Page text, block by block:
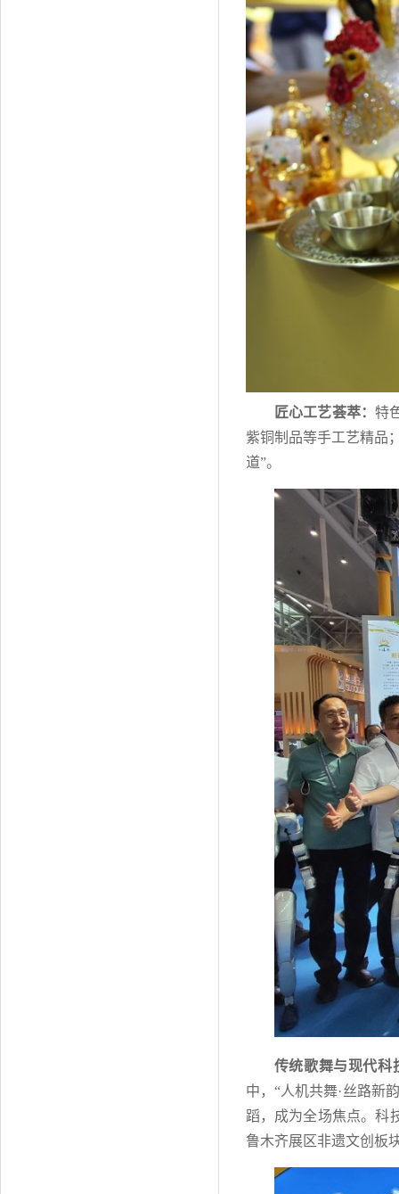
匠心工艺荟萃：特
紫铜制品等手工艺精品
道”。
传统歌舞与现代科
中，“人机共舞·丝路新
蹈，成为全场焦点。科
鲁木齐展区非遗文创板